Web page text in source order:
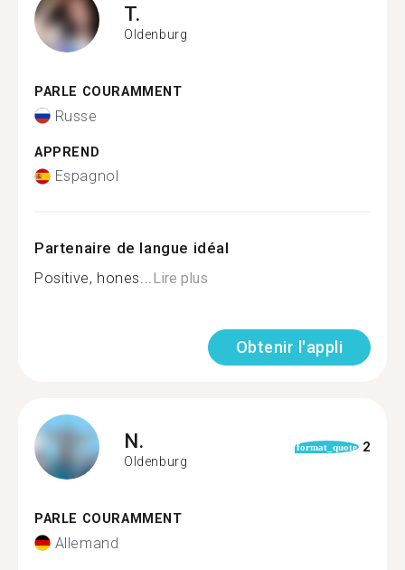
T.
Oldenburg
PARLE COURAMMENT
Russe
APPREND
Espagnol
Partenaire de langue idéal
Positive, hones...Lire plus
Obtenir l'appli
N.
Oldenburg
format_quote 2
PARLE COURAMMENT
Allemand